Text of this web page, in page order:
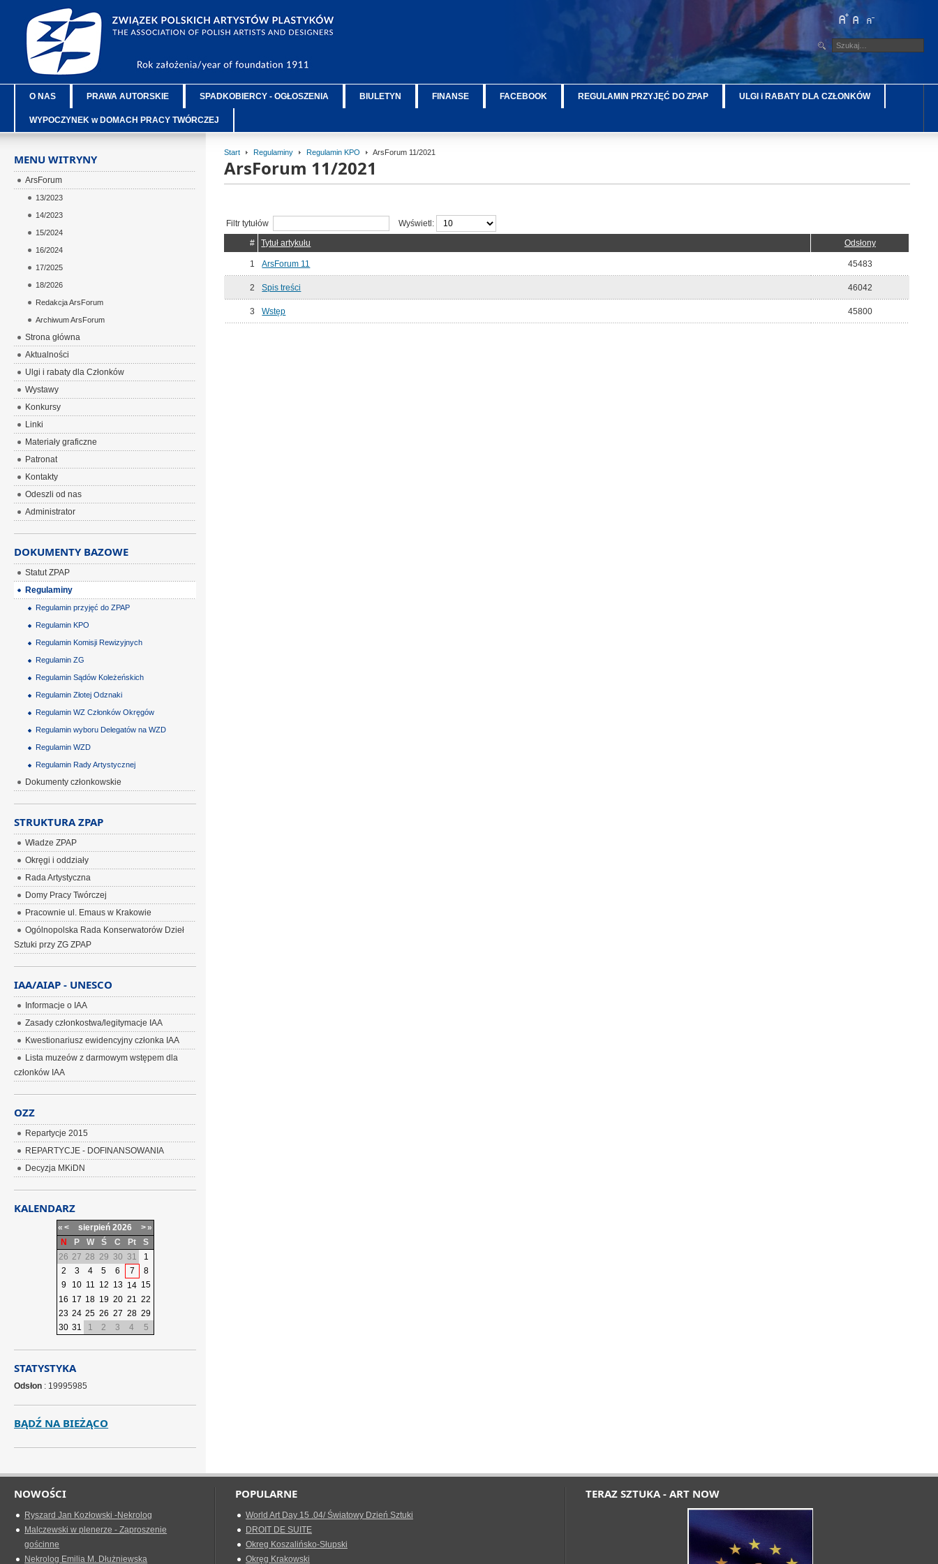
O NAS PRAWA AUTORSKIE SPADKOBIERCY - OGŁOSZENIA BIULETYN FINANSE FACEBOOK REGULAMIN PRZYJĘĆ DO ZPAP ULGI i RABATY DLA CZŁONKÓW
WYPOCZYNEK w DOMACH PRACY TWÓRCZEJ
Start Regulaminy Regulamin KPO ArsForum 11/2021
ArsForum 11/2021
Filtr tytułów
Wyświetl:
#
Tytuł artykułu Odsłony
1 ArsForum 11 45483
2 Spis treści 46042
3 Wstęp 45800
MENU WITRYNY
ArsForum
13/2023
14/2023
15/2024
16/2024
17/2025
18/2026
Redakcja ArsForum
Archiwum ArsForum
Strona główna
Aktualności
Ulgi i rabaty dla Członków
Wystawy
Konkursy
Linki
Materiały graficzne
Patronat
Kontakty
Odeszli od nas
Administrator
DOKUMENTY BAZOWE
Statut ZPAP
Regulaminy
Regulamin przyjęć do ZPAP
Regulamin KPO
Regulamin Komisji Rewizyjnych
Regulamin ZG
Regulamin Sądów Koleżeńskich
Regulamin Złotej Odznaki
Regulamin WZ Członków Okręgów
Regulamin wyboru Delegatów na WZD
Regulamin WZD
Regulamin Rady Artystycznej
Dokumenty członkowskie
STRUKTURA ZPAP
Władze ZPAP
Okręgi i oddziały
Rada Artystyczna
Domy Pracy Twórczej
Pracownie ul. Emaus w Krakowie
Ogólnopolska Rada Konserwatorów Dzieł
Sztuki przy ZG ZPAP
IAA/AIAP - UNESCO
Informacje o IAA
Zasady członkostwa/legitymacje IAA
Kwestionariusz ewidencyjny członka IAA
Lista muzeów z darmowym wstępem dla
członków IAA
OZZ
Repartycje 2015
REPARTYCJE - DOFINANSOWANIA
Decyzja MKiDN
KALENDARZ
« < sierpień 2026 >»
N
P W Ś C Pt
S
26 27 28 29 30 31
1
2
3 4 5 6 7
8
9
10 11 12 13 14 15
16 17 18 19 20 21 22
23 24 25 26 27 28 29
30 31 1 2 3 4 5
STATYSTYKA
Odsłon : 19995985
BĄDŹ NA BIEŻĄCO
NOWOŚCI
Ryszard Jan Kozłowski -Nekrolog
Malczewski w plenerze - Zaproszenie
gościnne
Nekrolog Emilia M. Dłużniewska
POPULARNE
World Art Day 15 .04/ Światowy Dzień Sztuki
DROIT DE SUITE
Okreg Koszalińsko-Słupski
Okręg Krakowski
TERAZ SZTUKA - ART NOW